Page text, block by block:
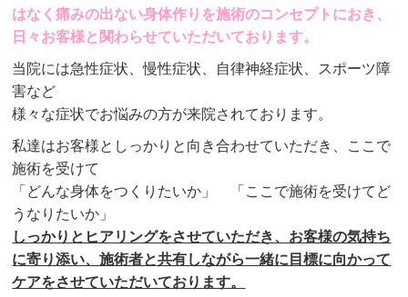
はなく痛みの出ない身体作りを施術のコンセプトにおき、
日々お客様と関わらせていただいております。
当院には急性症状、慢性症状、自律神経症状、スポーツ障
害など
様々な症状でお悩みの方が来院されております。
私達はお客様としっかりと向き合わせていただき、ここで
施術を受けて
「どんな身体をつくりたいか」 「ここで施術を受けてど
うなりたいか」
しっかりとヒアリングをさせていただき、お客様の気持ち
に寄り添い、施術者と共有しながら一緒に目標に向かって
ケアをさせていただいております。